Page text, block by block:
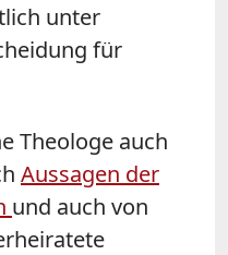
unter
für
Theologe auch
Aussagen der
und auch von